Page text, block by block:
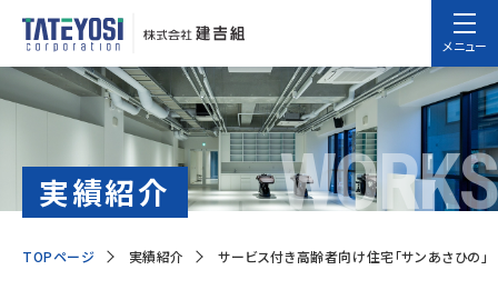
メニュー
実績紹介 WORKS
TOPページ 実績紹介 サービス付き高齢者向け住宅「サンあさひの」